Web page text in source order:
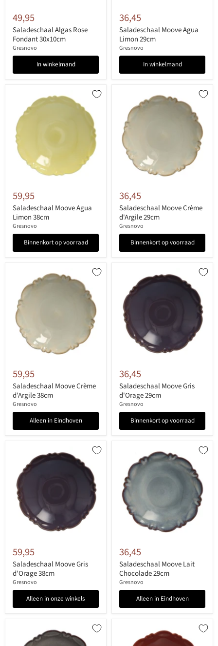
49,95
Saladeschaal Algas Rose
Fondant 30x10cm
Gresnovo
In winkelmand
36,45
Saladeschaal Moove Agua
Limon 29cm
Gresnovo
In winkelmand
59,95
Saladeschaal Moove Agua
Limon 38cm
Gresnovo
Binnenkort op voorraad
36,45
Saladeschaal Moove Crème
d'Argile 29cm
Gresnovo
Binnenkort op voorraad
59,95
Saladeschaal Moove Crème
d'Argile 38cm
Gresnovo
Alleen in Eindhoven
36,45
Saladeschaal Moove Gris
d'Orage 29cm
Gresnovo
Binnenkort op voorraad
59,95
Saladeschaal Moove Gris
d'Orage 38cm
Gresnovo
Alleen in onze winkels
36,45
Saladeschaal Moove Lait
Chocolade 29cm
Gresnovo
Alleen in Eindhoven